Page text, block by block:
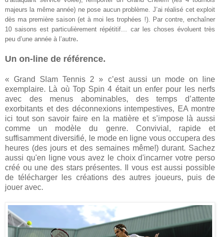
majeurs la même année) ne pose aucun problème. J’ai réalisé cet exploit
dès ma première saison (et à moi les trophées !). Par contre, enchaîner
10 saisons est particulièrement répétitif… car les choses évoluent très
peu d’une année à l’autre.
Un on-line de référence.
« Grand Slam Tennis 2 » c’est aussi un mode on line
exemplaire. Là où Top Spin 4 était un enfer pour les nerfs
avec des menus abominables, des temps d’attente
exorbitants et des déconnexions intempestives, EA montre
ici tout son savoir faire en la matière et s’impose là aussi
comme un modèle du genre. Convivial, rapide et
suffisamment diversifié, le mode en ligne vous occupera des
heures (des jours et des semaines même!) durant. Sachez
aussi qu'en ligne vous avez le choix d'incarner votre perso
créé ou une des stars présentes. Il vous est aussi possible
de télécharger les créations des autres joueurs, puis de
jouer avec.